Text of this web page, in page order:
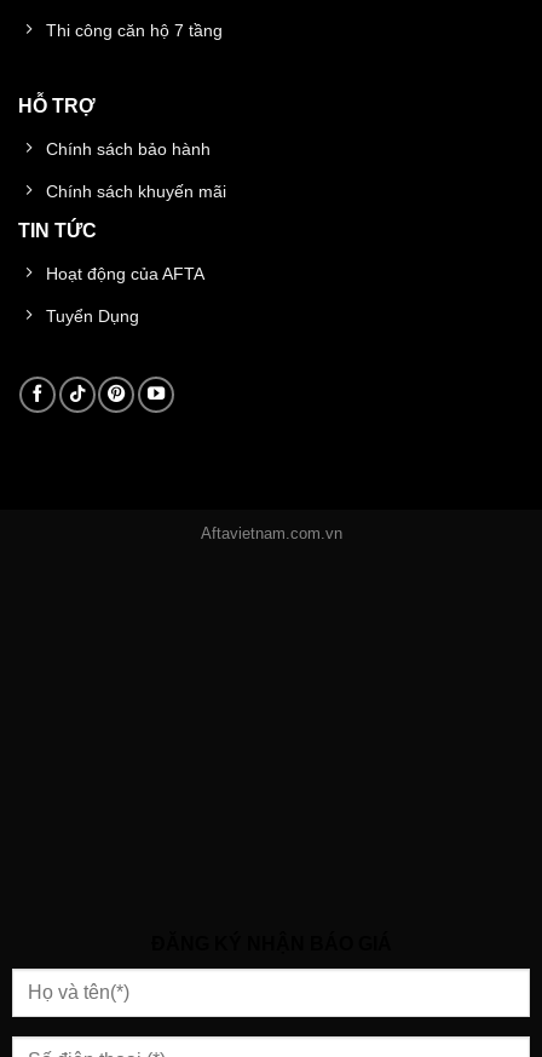
Thi công căn hộ 7 tầng
HỖ TRỢ
Chính sách bảo hành
Chính sách khuyến mãi
TIN TỨC
Hoạt động của AFTA
Tuyển Dụng
Aftavietnam.com.vn